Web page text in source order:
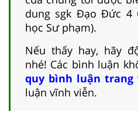
dung sgk Đạo Đức 4
học Sư phạm).
Nếu thấy hay, hãy
nhé! Các bình luận
quy bình luận trang
luận vĩnh viễn.